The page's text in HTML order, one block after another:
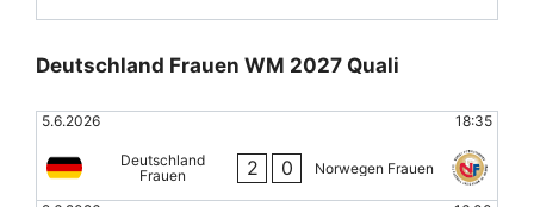
Deutschland Frauen WM 2027 Quali
5.6.2026 18:35
Deutschland
Frauen
2 0 Norwegen Frauen